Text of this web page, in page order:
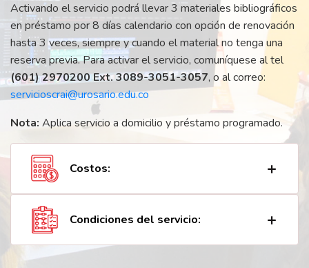
Activando el servicio podrá llevar 3 materiales bibliográficos
en préstamo por 8 días calendario con opción de renovación
hasta 3 veces, siempre y cuando el material no tenga una
reserva previa. Para activar el servicio, comuníquese al tel
(601) 2970200 Ext. 3089-3051-3057, o al correo:
servicioscrai@urosario.edu.co
Nota: Aplica servicio a domicilio y préstamo programado.
Costos:
Condiciones del servicio: